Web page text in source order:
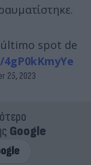
spot de
25, 2023
Google